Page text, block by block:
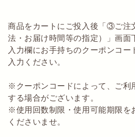
商品をカートにご投入後「③ご注
法・お届け時間等の指定）」画面
入力欄にお手持ちのクーポンコー
入力ください。
※クーポンコードによって、ご利
する場合がございます。
※使用回数制限・使用可能期限を
くださいませ。